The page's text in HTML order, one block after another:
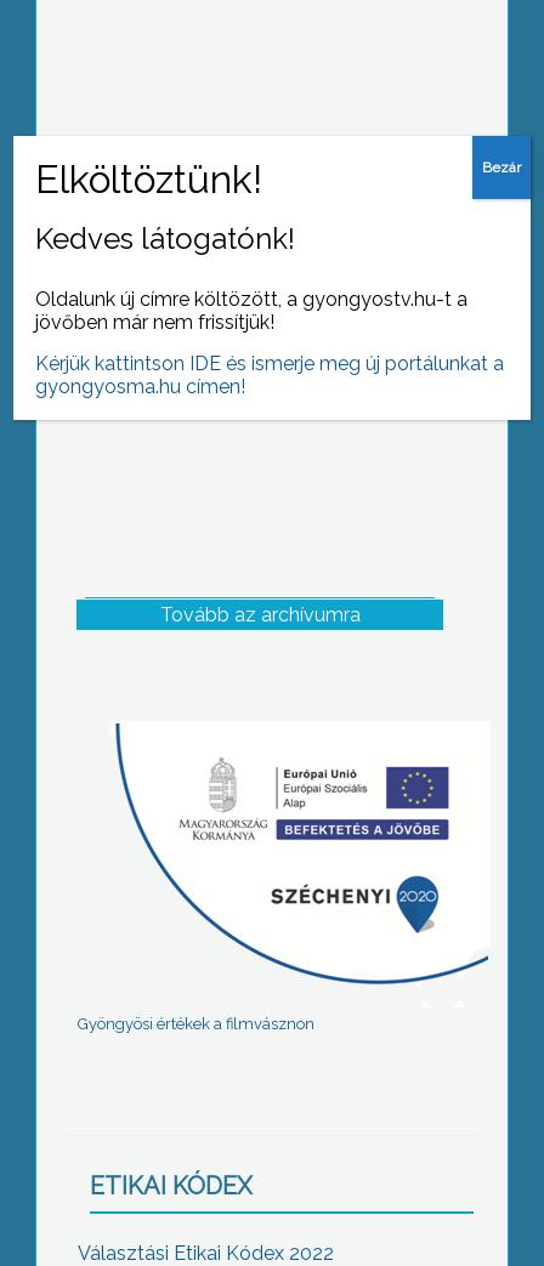
Újévi koncert a Zuglói
Tovább az archívumra
Gyöngyösi értékek a filmvásznon
ETIKAI KÓDEX
Választási Etikai Kódex 2022
Kedves látogatónk!
Oldalunk új címre költözött, a gyongyostv.hu-t a
jövőben már nem frissítjük!
Kérjük kattintson IDE és ismerje meg új portálunkat a
gyongyosma.hu címen!